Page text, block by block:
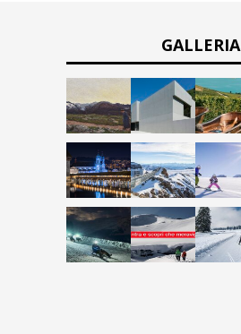
GALLERIA